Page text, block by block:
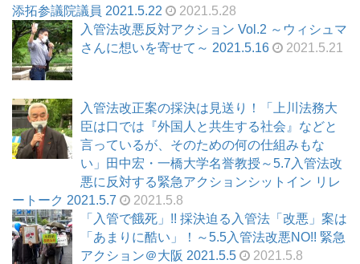
添拓参議院議員 2021.5.22
2021.5.28
入管法改悪反対アクション Vol.2 ～ウィシュマ
さんに想いを寄せて～ 2021.5.16
2021.5.21
入管法改正案の採決は見送り！「上川法務大
臣は口では『外国人と共生する社会』などと
言っているが、そのための何の仕組みもな
い」田中宏・一橋大学名誉教授～5.7入管法改
悪に反対する緊急アクションシットイン リレ
ートーク 2021.5.7
2021.5.8
「入管で餓死」!! 採決迫る入管法「改悪」案は
「あまりに酷い」！～5.5入管法改悪NO!! 緊急
アクション＠大阪 2021.5.5
2021.5.8